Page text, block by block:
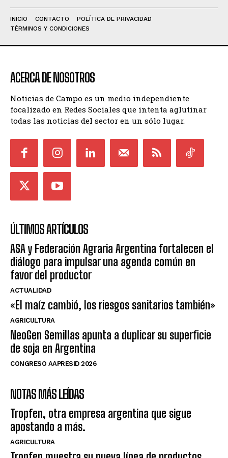
INICIO CONTACTO
POLÍTICA DE PRIVACIDAD
TÉRMINOS Y CONDICIONES
ACERCA DE NOSOTROS
Noticias de Campo es un medio independiente
focalizado en Redes Sociales que intenta aglutinar
todas las noticias del sector en un sólo lugar.
ÚLTIMOS ARTÍCULOS
ASA y Federación Agraria Argentina fortalecen el
diálogo para impulsar una agenda común en
favor del productor
ACTUALIDAD
«El maíz cambió, los riesgos sanitarios también»
AGRICULTURA
NeoGen Semillas apunta a duplicar su superficie
de soja en Argentina
CONGRESO AAPRESID 2026
NOTAS MÁS LEÍDAS
Tropfen, otra empresa argentina que sigue
apostando a más.
AGRICULTURA